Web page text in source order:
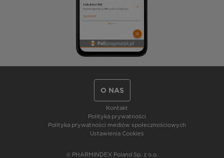
O NAS
Kontakt
Polityka prywatności
Polityka prywatności mediów społecznościowych
Ustawienia Cookies
© PHARMINDEX Poland Sp. z o.o.